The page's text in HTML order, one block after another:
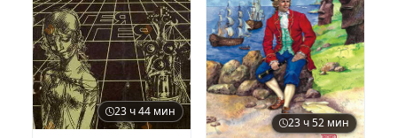
23 ч 44 мин
23 ч 52 мин